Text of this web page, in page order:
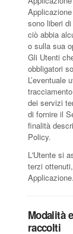
sono liberi
ciò abbia
o sulla sua
Gli Utenti
obbligatori
L’eventuale
dei servizi
di fornire il
finalità
Policy.
L'Utente si
terzi
Applicazione.
Modalità
raccolti